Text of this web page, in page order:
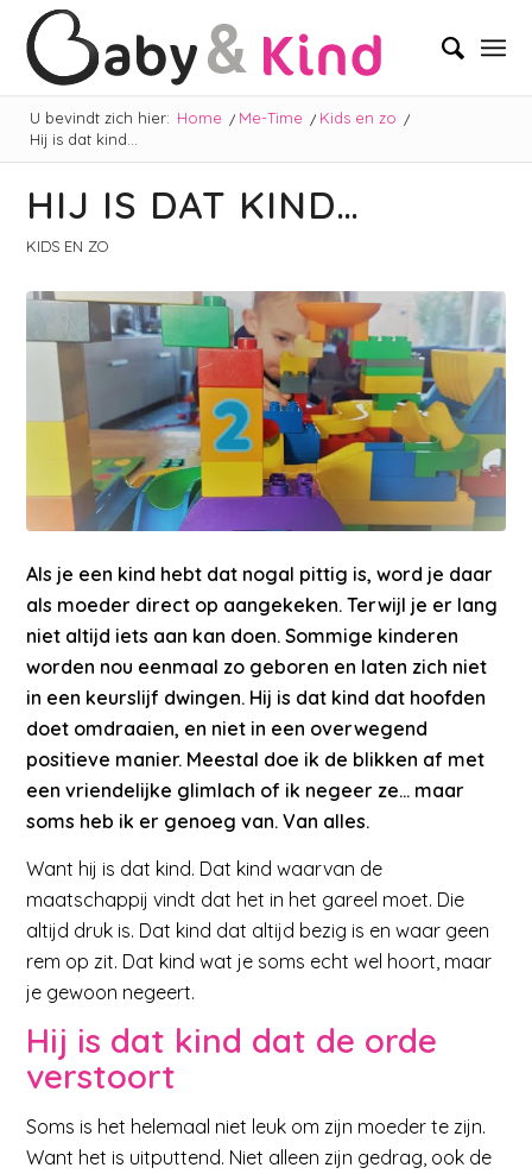
U bevindt zich hier: Home / Me-Time / Kids en zo /
Hij is dat kind…
HIJ IS DAT KIND…
KIDS EN ZO
Als je een kind hebt dat nogal pittig is, word je daar
als moeder direct op aangekeken. Terwijl je er lang
niet altijd iets aan kan doen. Sommige kinderen
worden nou eenmaal zo geboren en laten zich niet
in een keurslijf dwingen. Hij is dat kind dat hoofden
doet omdraaien, en niet in een overwegend
positieve manier. Meestal doe ik de blikken af met
een vriendelijke glimlach of ik negeer ze… maar
soms heb ik er genoeg van. Van alles.
Want hij is dat kind. Dat kind waarvan de
maatschappij vindt dat het in het gareel moet. Die
altijd druk is. Dat kind dat altijd bezig is en waar geen
rem op zit. Dat kind wat je soms echt wel hoort, maar
je gewoon negeert.
Hij is dat kind dat de orde
verstoort
Soms is het helemaal niet leuk om zijn moeder te zijn.
Want het is uitputtend. Niet alleen zijn gedrag, ook de